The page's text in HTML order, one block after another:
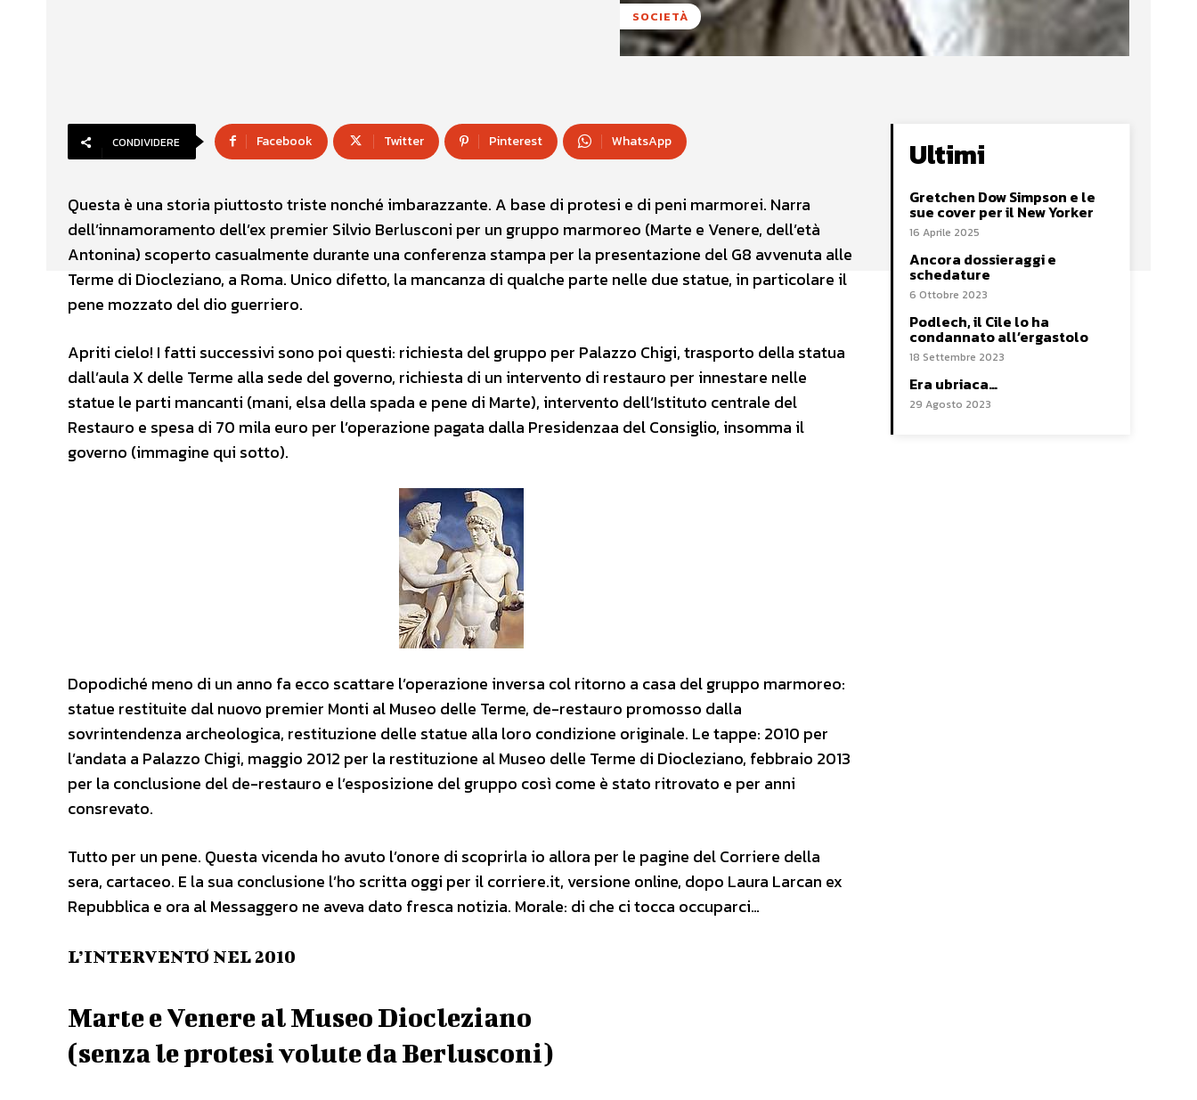
SOCIETÀ
CONDIVIDERE Facebook Twitter Pinterest WhatsApp
Questa è una storia piuttosto triste nonché imbarazzante. A base di protesi e di peni marmorei. Narra
dell’innamoramento dell’ex premier Silvio Berlusconi per un gruppo marmoreo (Marte e Venere, dell’età
Antonina) scoperto casualmente durante una conferenza stampa per la presentazione del G8 avvenuta alle
Terme di Diocleziano, a Roma. Unico difetto, la mancanza di qualche parte nelle due statue, in particolare il
pene mozzato del dio guerriero.
Apriti cielo! I fatti successivi sono poi questi: richiesta del gruppo per Palazzo Chigi, trasporto della statua
dall’aula X delle Terme alla sede del governo, richiesta di un intervento di restauro per innestare nelle
statue le parti mancanti (mani, elsa della spada e pene di Marte), intervento dell’Istituto centrale del
Restauro e spesa di 70 mila euro per l’operazione pagata dalla Presidenzaa del Consiglio, insomma il
governo (immagine qui sotto).
Dopodiché meno di un anno fa ecco scattare l’operazione inversa col ritorno a casa del gruppo marmoreo:
statue restituite dal nuovo premier Monti al Museo delle Terme, de-restauro promosso dalla
sovrintendenza archeologica, restituzione delle statue alla loro condizione originale. Le tappe: 2010 per
l’andata a Palazzo Chigi, maggio 2012 per la restituzione al Museo delle Terme di Diocleziano, febbraio 2013
per la conclusione del de-restauro e l’esposizione del gruppo così come è stato ritrovato e per anni
consrevato.
Tutto per un pene. Questa vicenda ho avuto l’onore di scoprirla io allora per le pagine del Corriere della
sera, cartaceo. E la sua conclusione l’ho scritta oggi per il corriere.it, versione online, dopo Laura Larcan ex
Repubblica e ora al Messaggero ne aveva dato fresca notizia. Morale: di che ci tocca occuparci…
L’INTERVENTO NEL 2010
Marte e Venere al Museo Diocleziano
(senza le protesi volute da Berlusconi)
Ultimi
Gretchen Dow Simpson e le
sue cover per il New Yorker
16 Aprile 2025
Ancora dossieraggi e
schedature
6 Ottobre 2023
Podlech, il Cile lo ha
condannato all’ergastolo
18 Settembre 2023
Era ubriaca…
29 Agosto 2023